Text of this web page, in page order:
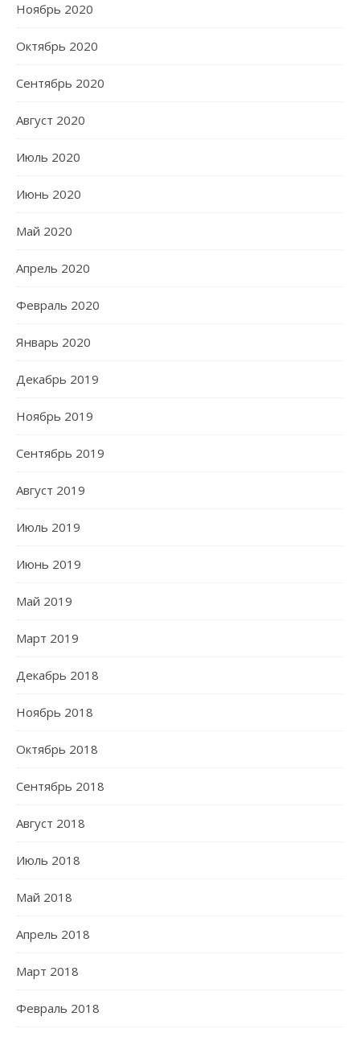
Ноябрь 2020
Октябрь 2020
Сентябрь 2020
Август 2020
Июль 2020
Июнь 2020
Май 2020
Апрель 2020
Февраль 2020
Январь 2020
Декабрь 2019
Ноябрь 2019
Сентябрь 2019
Август 2019
Июль 2019
Июнь 2019
Май 2019
Март 2019
Декабрь 2018
Ноябрь 2018
Октябрь 2018
Сентябрь 2018
Август 2018
Июль 2018
Май 2018
Апрель 2018
Март 2018
Февраль 2018